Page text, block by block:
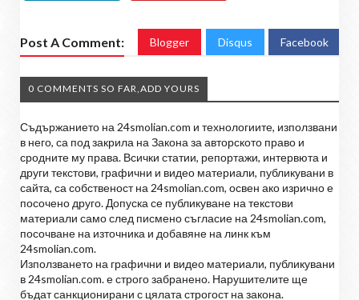
Post A Comment: Blogger Disqus Facebook
0 COMMENTS SO FAR,ADD YOURS
Съдържанието на 24smolian.com и технологиите, използвани
в него, са под закрила на Закона за авторското право и
сродните му права. Всички статии, репортажи, интервюта и
други текстови, графични и видео материали, публикувани в
сайта, са собственост на 24smolian.com, освен ако изрично е
посочено друго. Допуска се публикуване на текстови
материали само след писмено съгласие на 24smolian.com,
посочване на източника и добавяне на линк към
24smolian.com.
Използването на графични и видео материали, публикувани
в 24smolian.com. е строго забранено. Нарушителите ще
бъдат санкционирани с цялата строгост на закона.